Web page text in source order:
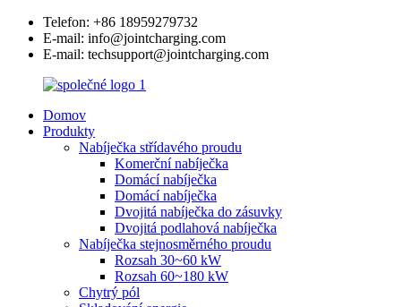
Telefon: +86 18959279732
E-mail: info@jointcharging.com
E-mail: techsupport@jointcharging.com
Domov
Produkty
Nabíječka střídavého proudu
Komerční nabíječka
Domácí nabíječka
Domácí nabíječka
Dvojitá nabíječka do zásuvky
Dvojitá podlahová nabíječka
Nabíječka stejnosměrného proudu
Rozsah 30~60 kW
Rozsah 60~180 kW
Chytrý pól